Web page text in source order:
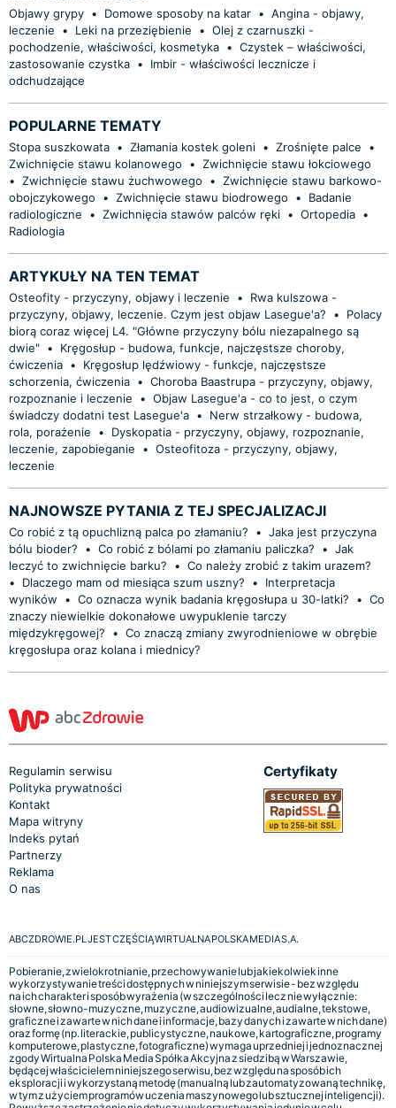
Objawy grypy • Domowe sposoby na katar • Angina - objawy,
leczenie
• Leki na przeziębienie • Olej z czarnuszki -
pochodzenie, właściwości, kosmetyka • Czystek – właściwości,
zastosowanie czystka •
Imbir - właściwości lecznicze i
odchudzające
POPULARNE TEMATY
Stopa suszkowata • Złamania kostek goleni • Zrośnięte palce
•
Zwichnięcie stawu kolanowego
• Zwichnięcie stawu łokciowego
• Zwichnięcie stawu żuchwowego • Zwichnięcie stawu barkowo-
obojczykowego
• Zwichnięcie stawu biodrowego •
Badanie
radiologiczne
• Zwichnięcia stawów palców ręki • Ortopedia •
Radiologia
ARTYKUŁY NA TEN TEMAT
Osteofity - przyczyny, objawy i leczenie •
Rwa kulszowa -
przyczyny, objawy, leczenie. Czym jest objaw Lasegue'a?
•
Polacy
biorą coraz więcej L4. "Główne przyczyny bólu niezapalnego są
dwie" •
Kręgosłup - budowa, funkcje, najczęstsze choroby,
ćwiczenia •
Kręgosłup lędźwiowy - funkcje, najczęstsze
schorzenia, ćwiczenia • Choroba Baastrupa - przyczyny, objawy,
rozpoznanie i leczenie
• Objaw Lasegue'a - co to jest, o czym
świadczy dodatni test Lasegue'a •
Nerw strzałkowy - budowa,
rola, porażenie
•
Dyskopatia - przyczyny, objawy, rozpoznanie,
leczenie, zapobieganie
• Osteofitoza - przyczyny, objawy,
leczenie
NAJNOWSZE PYTANIA Z TEJ SPECJALIZACJI
Co robić z tą opuchlizną palca po złamaniu? • Jaka jest przyczyna
bólu bioder?
• Co robić z bólami po złamaniu paliczka? • Jak
leczyć to zwichnięcie barku?
• Co należy zrobić z takim urazem?
•
Dlaczego mam od miesiąca szum uszny? •
Interpretacja
wyników
• Co oznacza wynik badania kręgosłupa u 30-latki? • Co
znaczy niewielkie dokonałowe uwypuklenie tarczy
międzykręgowej?
• Co znaczą zmiany zwyrodnieniowe w obrębie
kręgosłupa oraz kolana i miednicy?
Regulamin serwisu
Polityka prywatności
Kontakt
Mapa witryny
Indeks pytań
Partnerzy
Reklama
O nas
Certyfikaty
ABCZDROWIE.PL JEST CZĘŚCIĄ WIRTUALNA POLSKA MEDIA S.A.
Pobieranie, zwielokrotnianie, przechowywanie lub jakiekolwiek inne
wykorzystywanie treści dostępnych w niniejszym serwisie - bez względu
na ich charakter i sposób wyrażenia (w szczególności lecz nie wyłącznie:
słowne, słowno-muzyczne, muzyczne, audiowizualne, audialne, tekstowe,
graficzne i zawarte w nich dane i informacje, bazy danych i zawarte w nich dane)
oraz formę (np. literackie, publicystyczne, naukowe, kartograficzne, programy
komputerowe, plastyczne, fotograficzne) wymaga uprzedniej i jednoznacznej
zgody Wirtualna Polska Media Spółka Akcyjna z siedzibą w Warszawie,
będącej właścicielem niniejszego serwisu, bez względu na sposób ich
eksploracji i wykorzystaną metodę (manualną lub zautomatyzowaną technikę,
w tym z użyciem programów uczenia maszynowego lub sztucznej inteligencji).